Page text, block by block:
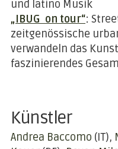
und latino Musik
„IBUG on tour“:
zeitgenössische
verwandeln das
faszinierendes
Künstler
Andrea Baccomo (IT)